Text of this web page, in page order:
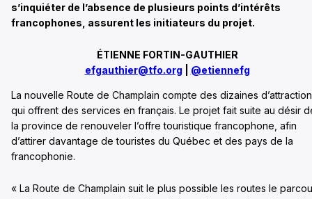
s’inquiéter de l’absence de plusieurs points d’intérêts
francophones, assurent les initiateurs du projet.
ÉTIENNE FORTIN-GAUTHIER
efgauthier@tfo.org
@etiennefg
La nouvelle Route de Champlain compte des dizaines
qui offrent des services en français. Le projet fait suite au désir
la province de renouveler l’offre touristique francophone, afin
d’attirer davantage de touristes du Québec et des pays de la
francophonie.
« La Route de Champlain suit le plus possible les routes le